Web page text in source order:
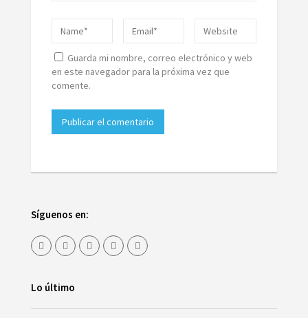
Guarda mi nombre, correo electrónico y web
en este navegador para la próxima vez que
comente.
Síguenos en:
Lo último